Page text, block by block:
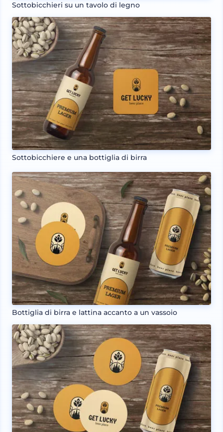
Sottobicchieri su un tavolo di legno
Sottobicchiere e una bottiglia di birra
Bottiglia di birra e lattina accanto a un vassoio